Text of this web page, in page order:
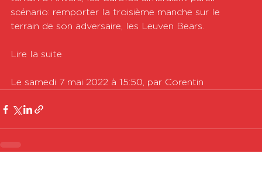
scénario: remporter la troisième manche sur le
terrain de son adversaire, les Leuven Bears.
Lire la suite
Le samedi 7 mai 2022 à 15:50, par Corentin